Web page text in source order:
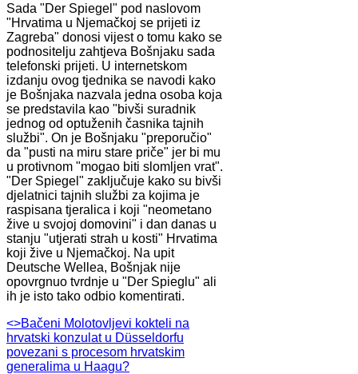
Sada "Der Spiegel" pod naslovom
"Hrvatima u Njemačkoj se prijeti iz
Zagreba" donosi vijest o tomu kako se
podnositelju zahtjeva Bošnjaku sada
telefonski prijeti. U internetskom
izdanju ovog tjednika se navodi kako
je Bošnjaka nazvala jedna osoba koja
se predstavila kao "bivši suradnik
jednog od optuženih časnika tajnih
službi". On je Bošnjaku "preporučio"
da "pusti na miru stare priče" jer bi mu
u protivnom "mogao biti slomljen vrat".
"Der Spiegel" zaključuje kako su bivši
djelatnici tajnih službi za kojima je
raspisana tjeralica i koji "neometano
žive u svojoj domovini" i dan danas u
stanju "utjerati strah u kosti" Hrvatima
koji žive u Njemačkoj. Na upit
Deutsche Wellea, Bošnjak nije
opovrgnuo tvrdnje u "Der Spieglu" ali
ih je isto tako odbio komentirati.
<>Bačeni Molotovljevi kokteli na
hrvatski konzulat u Düsseldorfu
povezani s procesom hrvatskim
generalima u Haagu?